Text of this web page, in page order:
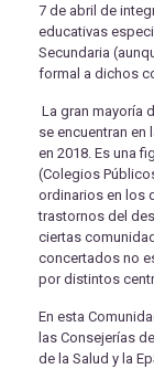
7 de abril de
educativas
Secundaria
formal a dichos
La gran mayoría
se encuentran en
en 2018. Es una
(Colegios
ordinarios en los
trastornos del
ciertas
concertados no
por distintos
En esta
las Consejerías
de la Salud y la